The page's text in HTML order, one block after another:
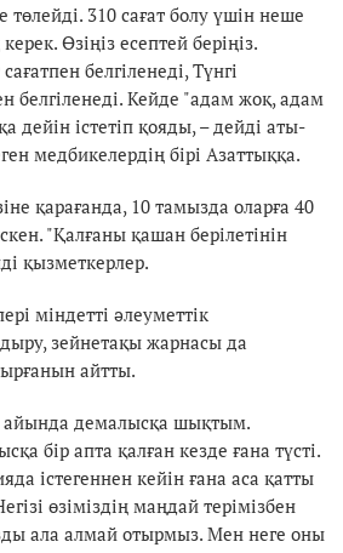
төлейді. 310 сағат болу үшін неше
Өзіңіз есептей беріңіз.
белгіленеді, Түнгі
белгіленеді. Кейде "адам жоқ, адам
дейін істетіп қояды, – дейді аты-
медбикелердің бірі Азаттыққа.
қарағанда, 10 тамызда оларға 40
"Қалғаны қашан берілетінін
қызметкерлер.
міндетті әлеуметтік
зейнетақы жарнасы да
айтты.
демалысқа шықтым.
бір апта қалған кезде ғана түсті.
істегеннен кейін ғана аса қатты
өзіміздің маңдай терімізбен
ала алмай отырмыз. Мен неге оны